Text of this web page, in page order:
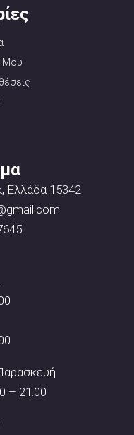
Μου
Ελλάδα 15342
– 21:00